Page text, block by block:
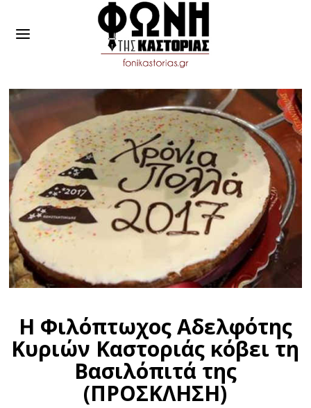
Η Φιλόπτωχος Αδελφότης
Κυριών Καστοριάς κόβει τη
Βασιλόπιτά της
(ΠΡΟΣΚΛΗΣΗ)